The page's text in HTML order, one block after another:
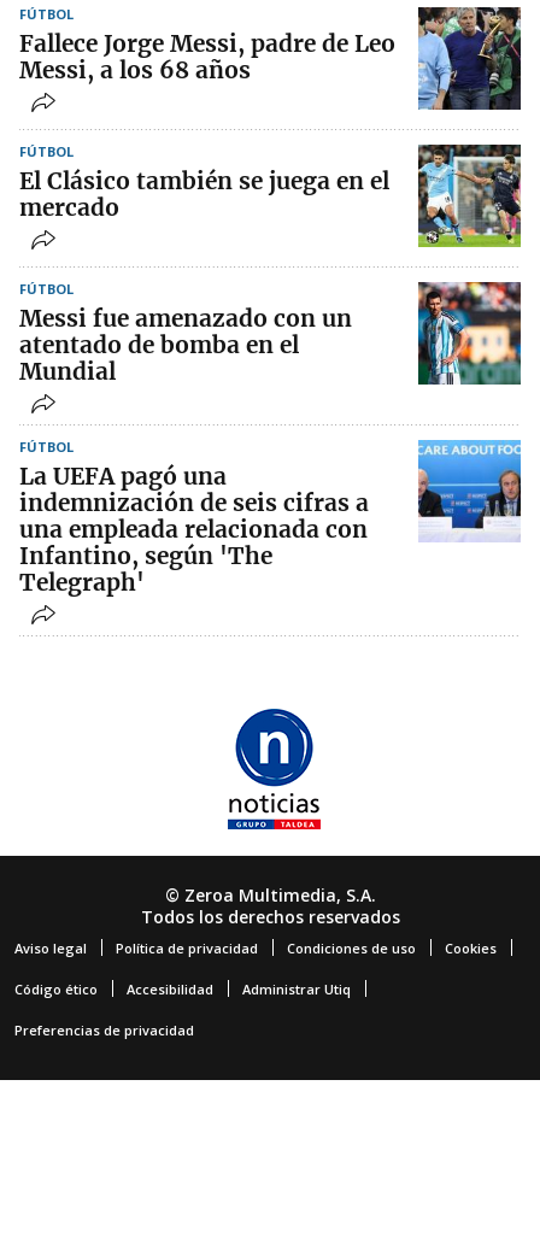
FÚTBOL
Fallece Jorge Messi, padre de Leo
Messi, a los 68 años
FÚTBOL
El Clásico también se juega en el
mercado
FÚTBOL
Messi fue amenazado con un
atentado de bomba en el
Mundial
FÚTBOL
La UEFA pagó una
indemnización de seis cifras a
una empleada relacionada con
Infantino, según 'The
Telegraph'
© Zeroa Multimedia, S.A.
Todos los derechos reservados
Aviso legal Política de privacidad Condiciones de uso Cookies
Código ético Accesibilidad Administrar Utiq
Preferencias de privacidad